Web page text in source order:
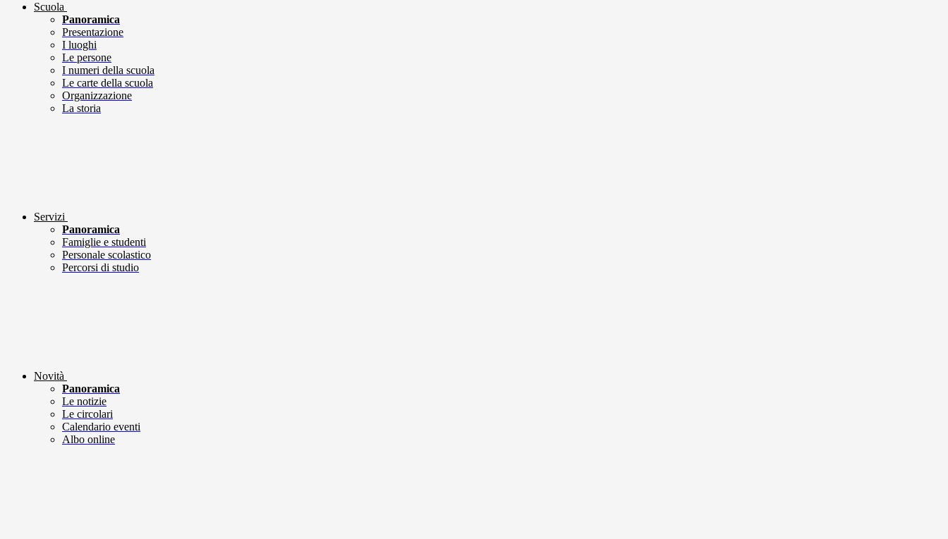
Scuola
Panoramica
Presentazione
I luoghi
Le persone
I numeri della scuola
Le carte della scuola
Organizzazione
La storia
Servizi
Panoramica
Famiglie e studenti
Personale scolastico
Percorsi di studio
Novità
Panoramica
Le notizie
Le circolari
Calendario eventi
Albo online